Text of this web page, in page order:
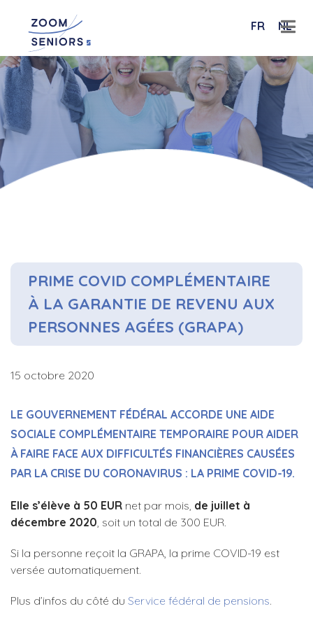
FR NL
PRIME COVID COMPLÉMENTAIRE
À LA GARANTIE DE REVENU AUX
PERSONNES AGÉES (GRAPA)
15 octobre 2020
LE GOUVERNEMENT FÉDÉRAL ACCORDE UNE AIDE
SOCIALE COMPLÉMENTAIRE TEMPORAIRE POUR AIDER
À FAIRE FACE AUX DIFFICULTÉS FINANCIÈRES CAUSÉES
PAR LA CRISE DU CORONAVIRUS : LA PRIME COVID-19.
Elle s’élève à 50 EUR net par mois, de juillet à
décembre 2020, soit un total de 300 EUR.
Si la personne reçoit la GRAPA, la prime COVID-19 est
versée automatiquement.
Plus d’infos du côté du Service fédéral de pensions.